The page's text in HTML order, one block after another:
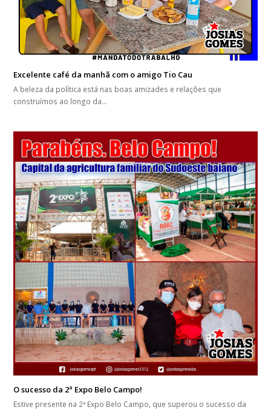
Excelente café da manhã com o amigo Tio Cau
A beleza da política está nas boas amizades e relações que
construímos ao longo da…
O sucesso da 2ª Expo Belo Campo!
Estive presente na 2ª Expo Belo Campo, que superou o sucesso da